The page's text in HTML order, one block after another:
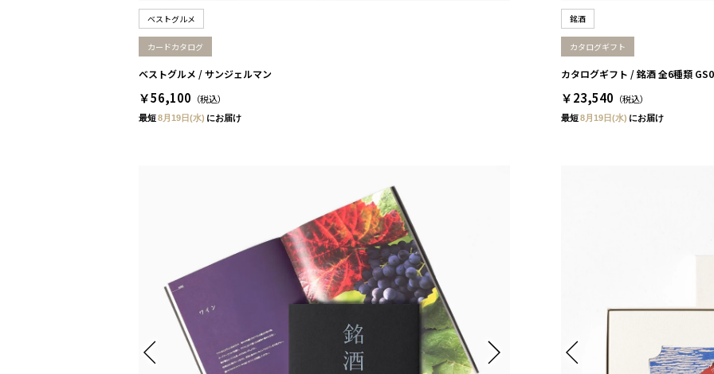
ベストグルメ
カードカタログ
ベストグルメ / サンジェルマン
￥56,100 （税込）
最短8月19日(水) にお届け
銘酒
カタログギフト
カタログギフト / 銘酒 全6種類
￥23,540 （税込）
最短8月19日(水) にお届け